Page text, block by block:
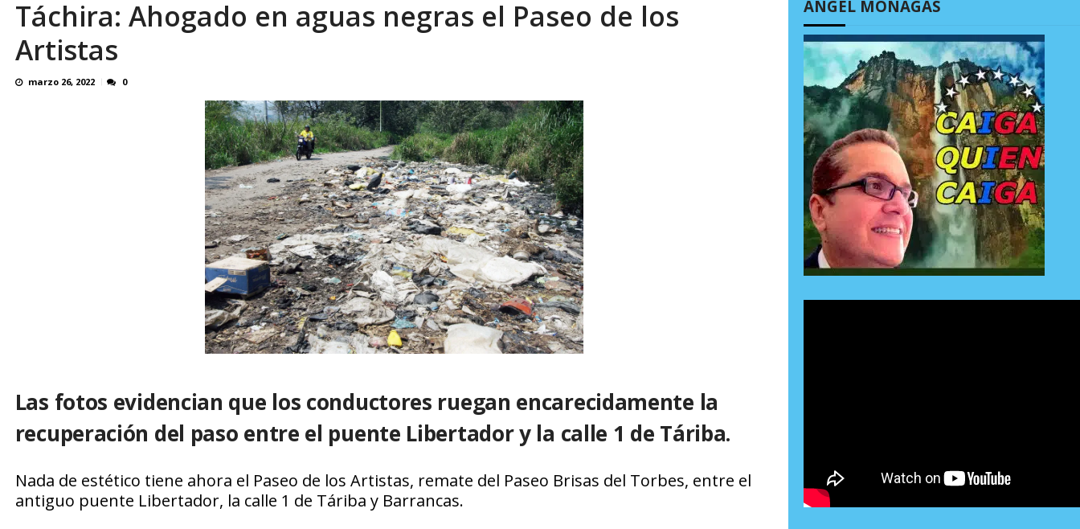
Táchira: Ahogado en aguas negras el Paseo de los
Artistas
marzo 26, 2022 0
Las fotos evidencian que los conductores ruegan encarecidamente la
recuperación del paso entre el puente Libertador y la calle 1 de Táriba.
Nada de estético tiene ahora el Paseo de los Artistas, remate del Paseo Brisas del Torbes, entre el
antiguo puente Libertador, la calle 1 de Táriba y Barrancas.
ÁNGEL MONAGAS